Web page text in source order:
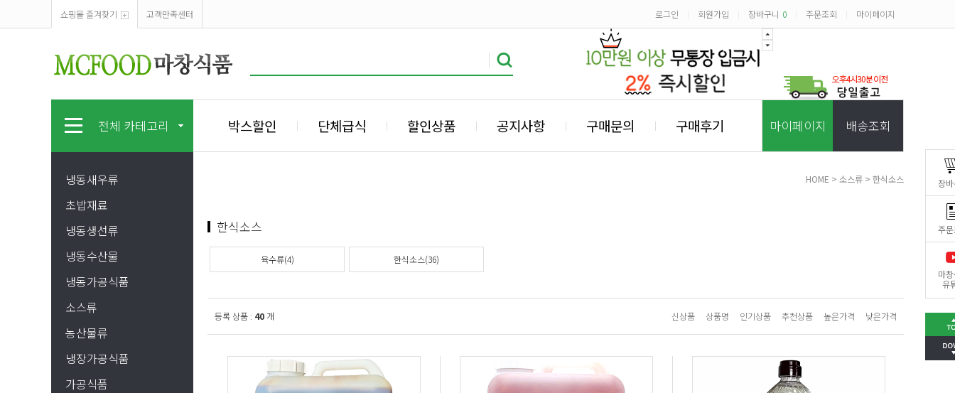
장
주
마
유
쇼핑몰 즐겨찾기 고객만족센터 로그인 회원가입 장바구니 0 주문조회 마이페이지
전체 카테고리 박스할인 단체급식 할인상품 공지사항 구매문의 구매후기 마이페이지 배송조회
냉동새우류
초밥재료
냉동생선류
냉동수산물
냉동가공식품
소스류
농산물류
냉장가공식품
가공식품
HOME > 소스류 > 한식소스
한식소스
육수류(4) 한식소스(36)
등록 상품 : 40 개 신상품 상품명 인기상품 추천상품 높은가격 낮은가격